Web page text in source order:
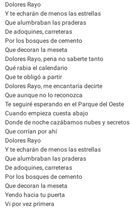
Dolores Rayo
Y te echarán de menos las estrellas
Que alumbraban las praderas
De adoquines, carreteras
Por los bosques de cemento
Que decoran la meseta
Dolores Rayo, pena no saberte tanto
Qué rabia el calendario
Que te obligó a partir
Dolores Rayo, me encantaría decirte
Que aunque no lo reconozca
Te seguiré esperando en el Parque del Oeste
Cuando empieza cuesta abajo
Donde de noche cazábamos nubes y secretos
Que corrían por ahí
Dolores Rayo
Y te echarán de menos las estrellas
Que alumbraban las praderas
De adoquines, carreteras
Por los bosques de cemento
Que decoran la meseta
Yendo hacia tu puerta
Vi por vez primera